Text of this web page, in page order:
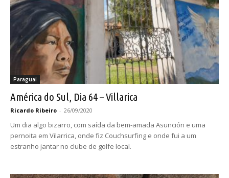
Paraguai
América do Sul, Dia 64 – Villarica
Ricardo Ribeiro - 26/09/2020
Um dia algo bizarro, com saída da bem-amada Asunción e uma
pernoita em Vilarrica, onde fiz Couchsurfing e onde fui a um
estranho jantar no clube de golfe local.